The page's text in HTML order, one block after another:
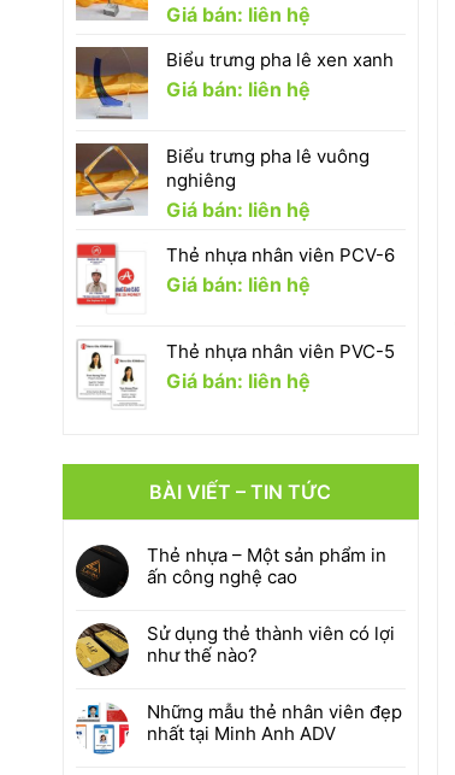
Giá bán: liên hệ
Biểu trưng pha lê xen xanh
Giá bán: liên hệ
Biểu trưng pha lê vuông
nghiêng
Giá bán: liên hệ
Thẻ nhựa nhân viên PCV-6
Giá bán: liên hệ
Thẻ nhựa nhân viên PVC-5
Giá bán: liên hệ
BÀI VIẾT – TIN TỨC
Thẻ nhựa – Một sản phẩm in
ấn công nghệ cao
Sử dụng thẻ thành viên có lợi
như thế nào?
Những mẫu thẻ nhân viên đẹp
nhất tại Minh Anh ADV